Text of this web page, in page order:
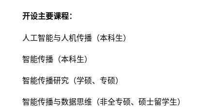
开设主要课程：
人工智能与人机传播（本科生）
智能传播（本科生）
智能传播研究（学硕、专硕）
智能传播与数据思维（非全专硕、硕士留学生）